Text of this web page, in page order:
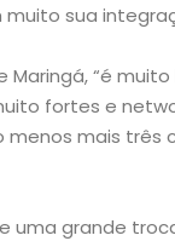
sua
Maringá, “é
fortes e
mais
uma grande